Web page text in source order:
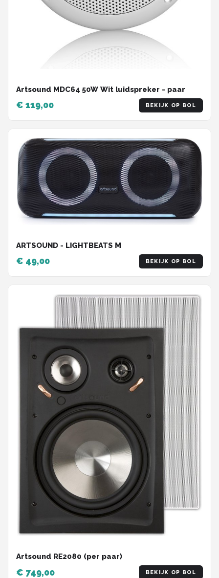
Artsound MDC64 50W Wit luidspreker - paar
€ 119,00 BEKIJK OP BOL
ARTSOUND - LIGHTBEATS M
€ 49,00 BEKIJK OP BOL
Artsound RE2080 (per paar)
€ 749,00 BEKIJK OP BOL